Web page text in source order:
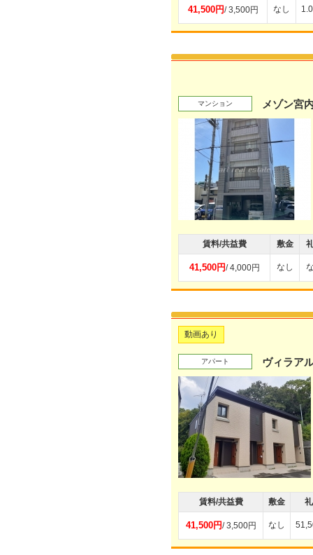
41,500円/ 3,500円 なし
マンション メゾン宮
賃料/共益費 敷金
41,500円/ 4,000円 なし
動画あり
アパート ヴィラア
賃料/共益費 敷金
41,500円/ 3,500円 なし